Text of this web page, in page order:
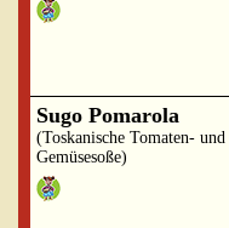
Sugo Pomarola
(Toskanische Tomaten- und
Gemüsesoße)